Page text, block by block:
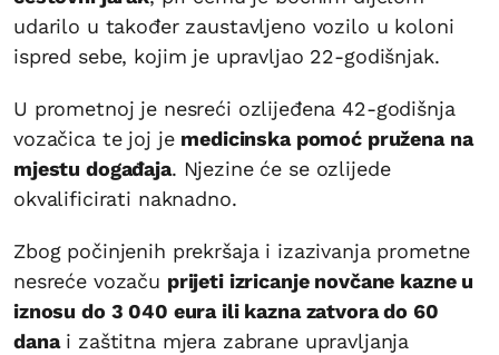
udarilo u također zaustavljeno vozilo u koloni
ispred sebe, kojim je upravljao 22-godišnjak.
U prometnoj je nesreći ozlijeđena 42-godišnja
vozačica te joj je medicinska pomoć pružena na
mjestu događaja. Njezine će se ozlijede
okvalificirati naknadno.
Zbog počinjenih prekršaja i izazivanja prometne
nesreće vozaču prijeti izricanje novčane kazne u
iznosu do 3 040 eura ili kazna zatvora do 60
danai zaštitna mjera zabrane upravljanja